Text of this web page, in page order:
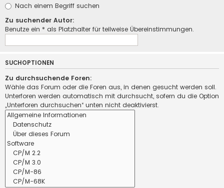
Nach einem Begriff suchen
Zu suchender Autor:
Benutze ein * als Platzhalter für teilweise Übereinstimmungen.
SUCHOPTIONEN
Zu durchsuchende Foren:
Wähle das Forum oder die Foren aus, in denen gesucht werden soll.
Unterforen werden automatisch mit durchsucht, sofern du die Option
„Unterforen durchsuchen“ unten nicht deaktivierst.